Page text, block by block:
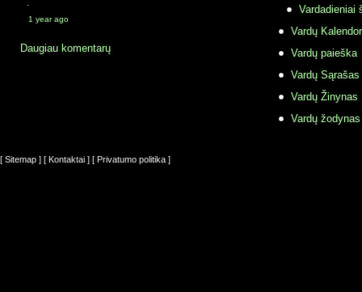
·
1 year ago
Daugiau komentarų
Vardadieniai
Vardų
Vardų paieška
Vardų Sąrašas
Vardų Žinynas
Vardų
[ Sitemap ] [ Kontaktai ] [ Privatumo politika ]